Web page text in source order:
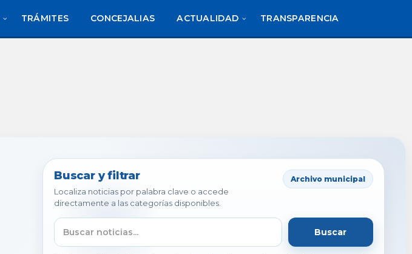
TRÁMITES CONCEJALIAS ACTUALIDAD TRANSPARENCIA
Buscar y filtrar
Localiza noticias por palabra clave o accede
directamente a las categorías disponibles.
Archivo municipal
Buscar